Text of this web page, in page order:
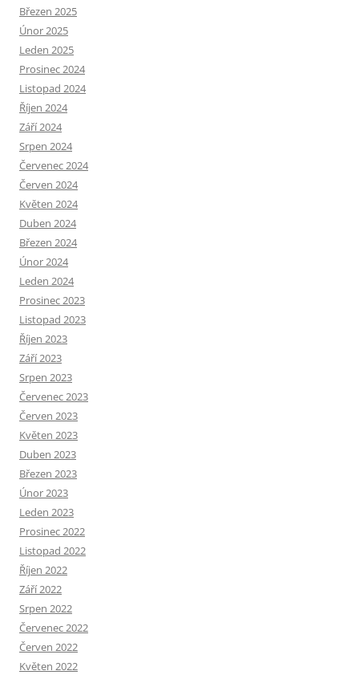
Březen 2025
Únor 2025
Leden 2025
Prosinec 2024
Listopad 2024
Říjen 2024
Září 2024
Srpen 2024
Červenec 2024
Červen 2024
Květen 2024
Duben 2024
Březen 2024
Únor 2024
Leden 2024
Prosinec 2023
Listopad 2023
Říjen 2023
Září 2023
Srpen 2023
Červenec 2023
Červen 2023
Květen 2023
Duben 2023
Březen 2023
Únor 2023
Leden 2023
Prosinec 2022
Listopad 2022
Říjen 2022
Září 2022
Srpen 2022
Červenec 2022
Červen 2022
Květen 2022